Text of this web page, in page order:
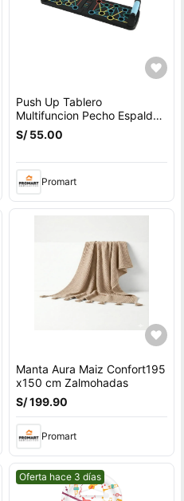
Push Up Tablero
Multifuncion Pecho Espalda
Hombros Triceps
S/ 55.00
Promart
Manta Aura Maiz Confort195
x150 cm Zalmohadas
S/ 199.90
Promart
Mejor precio.
Oferta hace 3 días